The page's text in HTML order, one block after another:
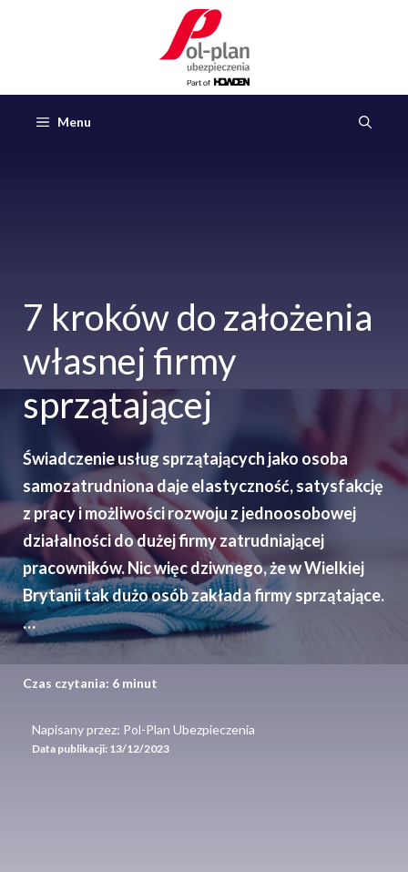
Menu
7 kroków do założenia
własnej firmy
sprzątającej
Świadczenie usług sprzątających jako osoba
samozatrudniona daje elastyczność, satysfakcję
z pracy i możliwości rozwoju z jednoosobowej
działalności do dużej firmy zatrudniającej
pracowników. Nic więc dziwnego, że w Wielkiej
Brytanii tak dużo osób zakłada firmy sprzątające.
…
Czas czytania: 6 minut
Napisany przez: Pol-Plan Ubezpieczenia
Data publikacji: 13/12/2023